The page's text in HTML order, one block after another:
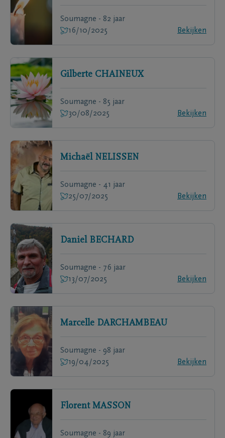
Soumagne - 82 jaar
16/10/2025
Bekijken
Gilberte CHAINEUX
Soumagne - 85 jaar
30/08/2025
Bekijken
Michaël NELISSEN
Soumagne - 41 jaar
25/07/2025
Bekijken
Daniel BECHARD
Soumagne - 76 jaar
13/07/2025
Bekijken
Marcelle DARCHAMBEAU
Soumagne - 98 jaar
19/04/2025
Bekijken
Florent MASSON
Soumagne - 89 jaar